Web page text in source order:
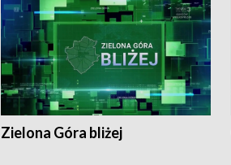
Zielona Góra bliżej